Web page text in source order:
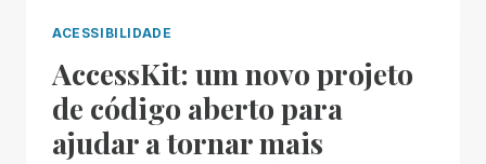
ACESSIBILIDADE
AccessKit: um novo projeto
de código aberto para
ajudar a tornar mais